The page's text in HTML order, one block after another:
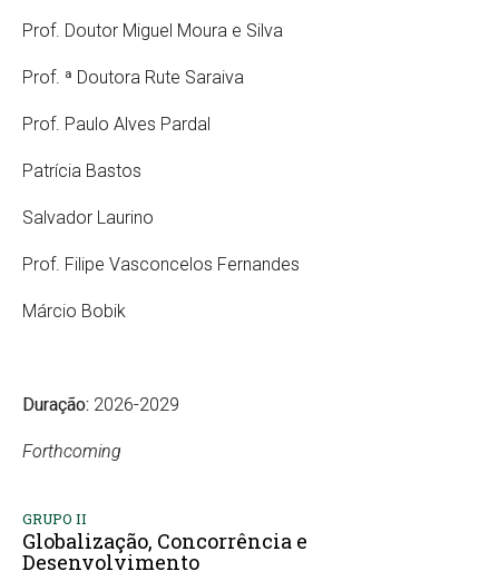
Prof. Doutor Miguel Moura e Silva
Prof. ª Doutora Rute Saraiva
Prof. Paulo Alves Pardal
Patrícia Bastos
Salvador Laurino
Prof. Filipe Vasconcelos Fernandes
Márcio Bobik
Duração: 2026-2029
Forthcoming
GRUPO II
Globalização, Concorrência e
Desenvolvimento